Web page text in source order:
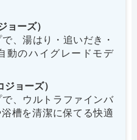
ョーズ）
、湯はり・追いだき・
動のハイグレードモデ
ョーズ）
、ウルトラファインバ
槽を清潔に保てる快適